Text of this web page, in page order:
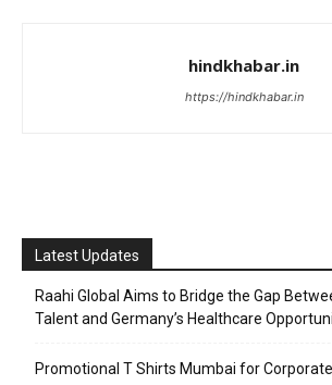
hindkhabar.in
https://hindkhabar.in
Latest Updates
Raahi Global Aims to Bridge the Gap
Talent and Germany’s Healthcare
Promotional T Shirts Mumbai for